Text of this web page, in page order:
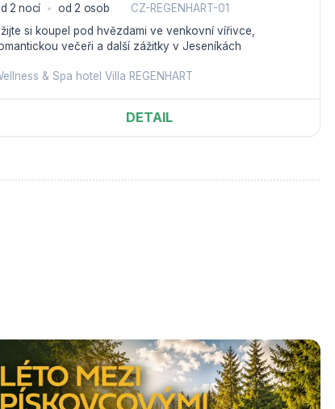
2 nocí od 2 osob
CZ-REGENHART-01
si koupel pod hvězdami ve venkovní vířivce,
večeři a další zážitky v Jeseníkách
& Spa hotel Villa REGENHART
DETAIL